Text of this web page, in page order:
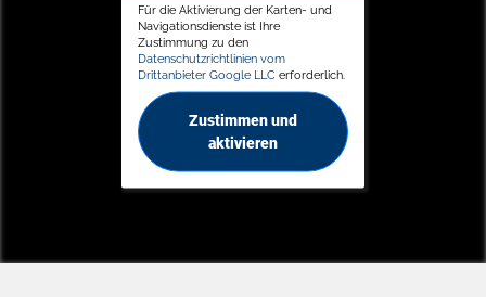
Für die Aktivierung der Karten- und
Navigationsdienste ist Ihre
Zustimmung zu den
Datenschutzrichtlinien vom
Drittanbieter Google LLC erforderlich.
Zustimmen und
aktivieren